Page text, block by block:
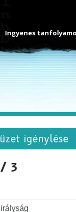
Ingyenes
igénylése
/ 3